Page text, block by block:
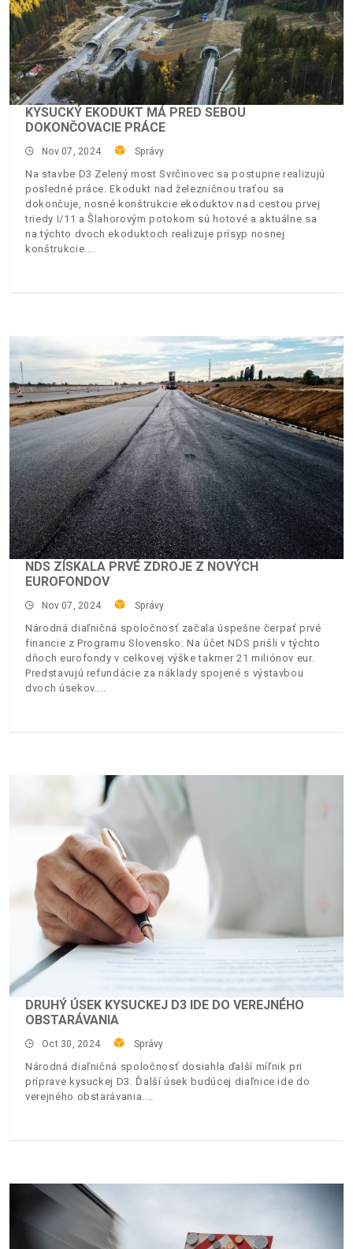
KYSUCKÝ EKODUKT MÁ PRED SEBOU
DOKONČOVACIE PRÁCE
Nov 07, 2024 Správy
Na stavbe D3 Zelený most Svrčinovec sa postupne realizujú
posledné práce. Ekodukt nad železničnou traťou sa
dokončuje, nosné konštrukcie ekoduktov nad cestou prvej
triedy I/11 a Šlahorovým potokom sú hotové a aktuálne sa
na týchto dvoch ekoduktoch realizuje prísyp nosnej
konštrukcie.
NDS ZÍSKALA PRVÉ ZDROJE Z NOVÝCH
EUROFONDOV
Nov 07, 2024 Správy
Národná diaľničná spoločnosť začala úspešne čerpať prvé
financie z Programu Slovensko. Na účet NDS prišli v týchto
dňoch eurofondy v celkovej výške takmer 21 miliónov eur.
Predstavujú refundácie za náklady spojené s výstavbou
dvoch úsekov.
DRUHÝ ÚSEK KYSUCKEJ D3 IDE DO VEREJNÉHO
OBSTARÁVANIA
Oct 30, 2024 Správy
Národná diaľničná spoločnosť dosiahla ďalší míľnik pri
príprave kysuckej D3. Ďalší úsek budúcej diaľnice ide do
verejného obstarávania.